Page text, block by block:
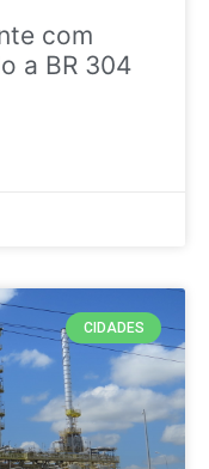
com
a BR 304
CIDADES